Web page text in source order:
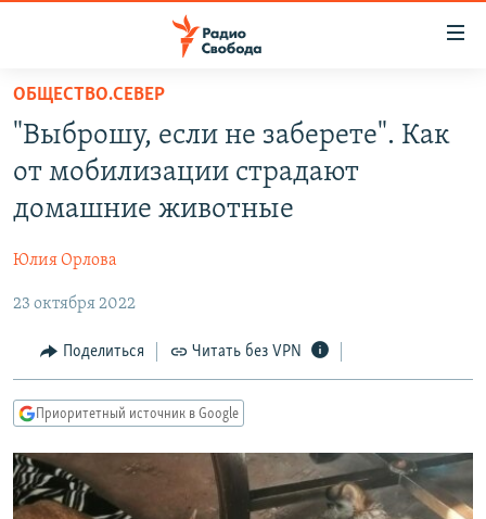
упрощенного
доступа
Вернуться
основному
Вернутся
навигации
Вернутся
поиску
ПРОГРАММЫ
ПОДКАСТЫ
МНЕНИЯ
КУЛЬТУРА
IDEL.РЕАЛИИ
СЕВЕР.РЕАЛИИ
СИБИРЬ.РЕАЛИИ
РАСПИСАНИЕ ВЕЩАНИЯ
ОБЩЕСТВО.СЕВЕР
"Выброшу, если не заберете". Как
от мобилизации страдают
домашние животные
Юлия Орлова
23 октября 2022
Поделиться Читать без VPN
Приоритетный источник в Google